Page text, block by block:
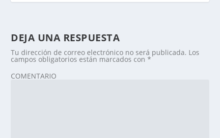
DEJA UNA RESPUESTA
Tu dirección de correo electrónico no será publicada. Los
campos obligatorios están marcados con*
COMENTARIO